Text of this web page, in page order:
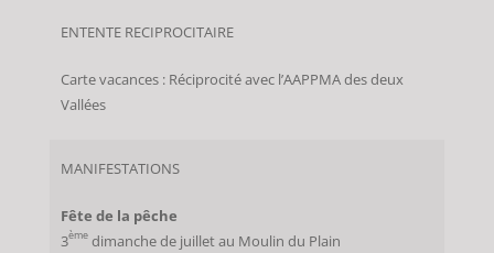
ENTENTE RECIPROCITAIRE
Carte vacances : Réciprocité avec l’AAPPMA des deux
Vallées
MANIFESTATIONS
Fête de la pêche
3èmedimanche de juillet au Moulin du Plain